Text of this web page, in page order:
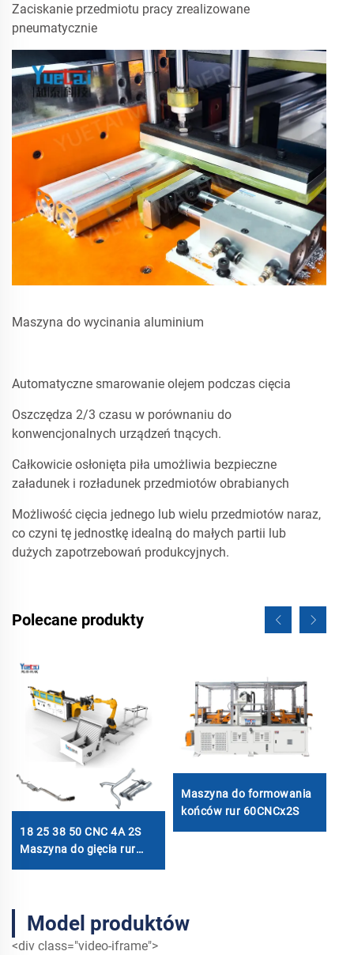
Zaciskanie przedmiotu pracy zrealizowane
pneumatycznie
Maszyna do wycinania aluminium
Automatyczne smarowanie olejem podczas cięcia
Oszczędza 2/3 czasu w porównaniu do
konwencjonalnych urządzeń tnących.
Całkowicie osłonięta piła umożliwia bezpieczne
załadunek i rozładunek przedmiotów obrabianych
Możliwość cięcia jednego lub wielu przedmiotów naraz,
co czyni tę jednostkę idealną do małych partii lub
dużych zapotrzebowań produkcyjnych.
Polecane produkty
18 25 38 50 CNC 4A 2S
Maszyna do gięcia rur
średnicy 1 cala, 2 cali, 3
cali Linia cenowa
Maszyna do formowania
końców rur 60CNCx2S
Model produktów
<div class="video-iframe">